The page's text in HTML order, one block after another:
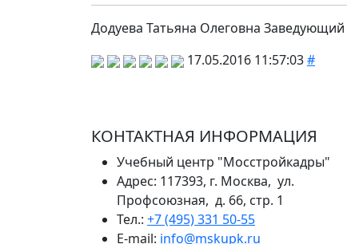
Додуева Татьяна Олеговна
17.05.2016 11:57:03#
КОНТАКТНАЯ ИНФОРМАЦИЯ
Учебный центр "Мосстройкадры"
Адрес: 117393, г. Москва, ул.
Профсоюзная, д. 66, стр. 1
Тел.: +7 (495) 331 50-55
E-mail: info@mskupk.ru